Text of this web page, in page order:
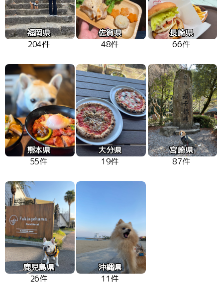
福岡県
204件
佐賀県
48件
長崎県
66件
熊本県
55件
大分県
19件
宮崎県
87件
鹿児島県
26件
沖縄県
11件